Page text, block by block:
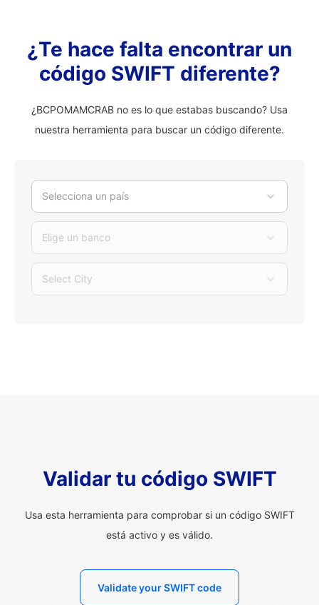
¿Te hace falta encontrar un
código SWIFT diferente?
¿BCPOMAMCRAB no es lo que estabas buscando? Usa
nuestra herramienta para buscar un código diferente.
Selecciona un país
Elige un banco
Select City
Validar tu código SWIFT
Usa esta herramienta para comprobar si un código SWIFT
está activo y es válido.
Validate your SWIFT code